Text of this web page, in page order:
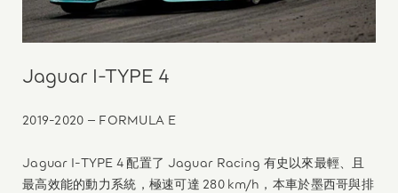
Jaguar I-TYPE 4
2019-2020 – FORMULA E
Jaguar I-TYPE 4 配置了 Jaguar Racing 有史以來最輕、且
最高效能的動力系統，極速可達 280 km/h，本車於墨西哥與排